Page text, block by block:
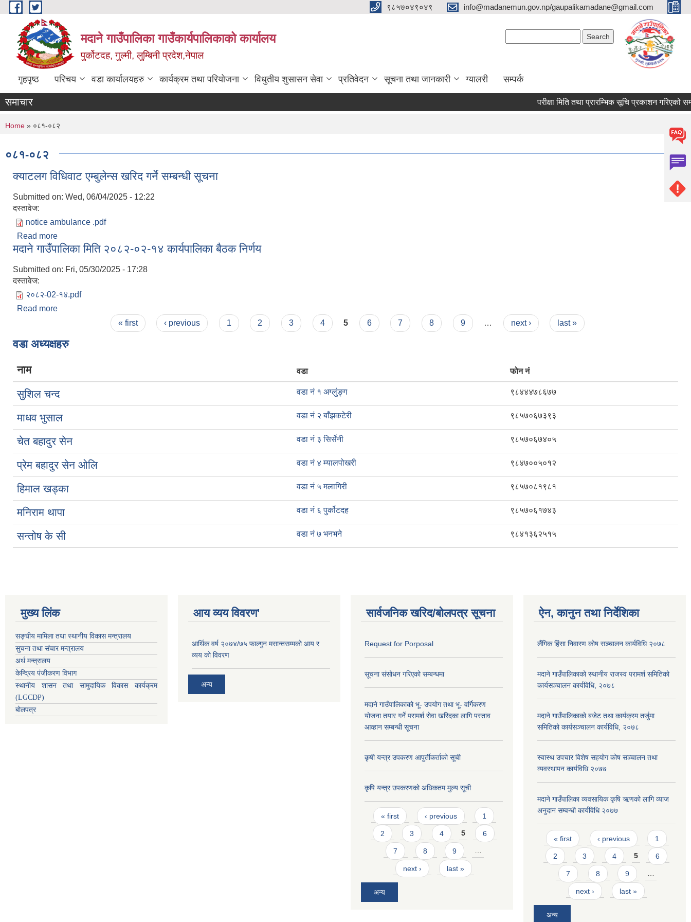
Skip to main content ९८५७०४९०४९ info@madanemun.gov.np/gaupalikamadane@gmail.com
मदाने गाउँपालिका गाउँकार्यपालिकाको कार्यालय
पुर्कोटदह, गुल्मी, लुम्बिनी प्रदेश,नेपाल
गृहपृष्ठ परिचय वडा कार्यालयहरु कार्यक्रम तथा परियोजना विधुतीय शुसासन सेवा प्रतिवेदन सूचना तथा जानकारी ग्यालरी सम्पर्क
समाचार परीक्षा मिति तथा प्रारम्भिक सूचि प्रकाशन गरिएको
You are here
Home » ०८१-०८२
०८१-०८२
क्याटलग विधिवाट एम्बुलेन्स खरिद गर्ने सम्बन्धी सूचना
Submitted on: Wed, 06/04/2025 - 12:22
दस्तावेज:
notice ambulance .pdf
Read more
मदाने गाउँपालिका मिति २०८२-०२-१४ कार्यपालिका बैठक निर्णय
Submitted on: Fri, 05/30/2025 - 17:28
दस्तावेज:
२०८२-02-१४.pdf
Read more
« first ‹ previous 1 2 3 4 5 6 7 8 9 … next › last »
वडा अध्यक्षहरु
नाम वडा फोन नं
सुशिल चन्द वडा नं १ अग्लुंङ्ग ९८४४४७८६७७
माधव भुसाल वडा नं २ बाँझकटेरी ९८५७०६७३९३
चेत बहादुर सेन वडा नं ३ सिर्सेनी ९८५७०६७४०५
प्रेम बहादुर सेन ओलि वडा नं ४ म्यालपोखरी ९८४७००५०१२
हिमाल खड्का वडा नं ५ मलागिरी ९८५७०८१९८१
मनिराम थापा वडा नं ६ पुर्कोटदह ९८५७०६१७४३
सन्तोष के सी वडा नं ७ भनभने ९८४१३६२५१५
मुख्य लिंक
सङ्घीय मामिला तथा स्थानीय विकास मन्त्रालय
सुचना तथा संचार मन्त्रालय
अर्थ मन्त्रालय
केन्द्रिय पंजीकरण विभाग
स्थानीय शासन तथा सामुदायिक विकास कार्यक्रम
(LGCDP)
बोलपत्र
आय व्यय विवरण'
आर्थिक वर्ष २०७४/७५ फाल्गुन मसान्तसम्मको आय र
व्यय को विवरण
अन्य
सार्वजनिक खरिद/बोलपत्र सूचना
Request for Porposal
सूचना संसोधन गरिएको सम्बन्धमा
मदाने गाउँपालिकाको भू- उपयोग तथा भू- वर्गिकरण
योजना तयार गर्ने परामर्श सेवा खरिदका लागि पस्ताव
आव्हान सम्बन्धी सूचना
कृषी यन्त्र उपकरण आपुर्तीकर्ताको सूची
कृषि यन्त्र उपकरणको अधिकतम मुल्य सूची
Pages
« first ‹ previous 1
2 3 4 5 6
7 8 9 …
next › last »
अन्य
ऐन, कानुन तथा निर्देशिका
लैंगिक हिंसा निवारण कोष सञ्चालन कार्यविधि २०७८
मदाने गाउँपालिकाको स्थानीय राजस्व परामर्श समितिको
कार्यसञ्चालन कार्यविधि, २०७८
मदाने गाउँपालिकाको बजेट तथा कार्यक्रम तर्जुमा
समितिको कार्यसञ्चालन कार्यविधि, २०७८
स्वास्थ उपचार विशेष सहयोग कोष सञ्चालन तथा
व्यवस्थापन कार्यविधि २०७७
मदाने गाउँपालिका व्यवसायिक कृषि ऋणको लागि व्याज
अनुदान सम्वन्धी कार्यविधि २०७७
Pages
« first ‹ previous 1
2 3 4 5 6
7 8 9 …
next › last »
अन्य